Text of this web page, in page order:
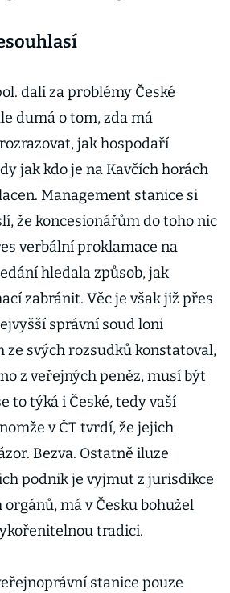
dali za problémy České
dumá o tom, zda má
jak hospodaří
jak kdo je na Kavčích horách
Management stanice si
že koncesionářům do toho nic
verbální proklamace na
hledala způsob, jak
zabránit. Věc je však již přes
správní soud loni
ze svých rozsudků konstatoval,
z veřejných peněz, musí být
to týká i České, tedy vaší
v ČT tvrdí, že jejich
Bezva. Ostatně iluze
podnik je vyjmut z jurisdikce
má v Česku bohužel
tradici.
stanice pouze